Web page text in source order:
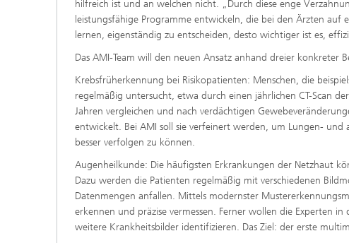
hilfreich ist und an welchen nicht. „Durch diese enge
leistungsfähige Programme entwickeln, die bei den Ärzten
lernen, eigenständig zu entscheiden, desto wichtiger ist es,
Das AMI-Team will den neuen Ansatz anhand dreier konkreter
Krebsfrüherkennung bei Risikopatienten: Menschen, die
regelmäßig untersucht, etwa durch einen jährlichen CT-Scan
Jahren vergleichen und nach verdächtigen
entwickelt. Bei AMI soll sie verfeinert werden, um Lungen- und
besser verfolgen zu können.
Augenheilkunde: Die häufigsten Erkrankungen der Netzhaut
Dazu werden die Patienten regelmäßig mit verschiedenen
Datenmengen anfallen. Mittels modernster
erkennen und präzise vermessen. Ferner wollen die Experten
weitere Krankheitsbilder identifizieren. Das Ziel: der erste